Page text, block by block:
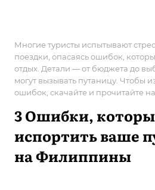
Многие туристы испытывают
поездки, опасаясь ошибок,
отдых. Детали — от бюджета до
могут вызывать путаницу. Чтобы
ошибок, скачайте и прочитайте
3 Ошибки,
испортить ваше
на Филиппины